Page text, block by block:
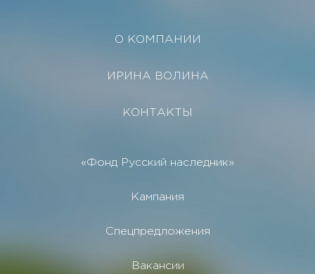
О КОМПАНИИ
ИРИНА ВОЛИНА
КОНТАКТЫ
«Фонд Русский наследник»
Кампания
Спецпредложения
Вакансии